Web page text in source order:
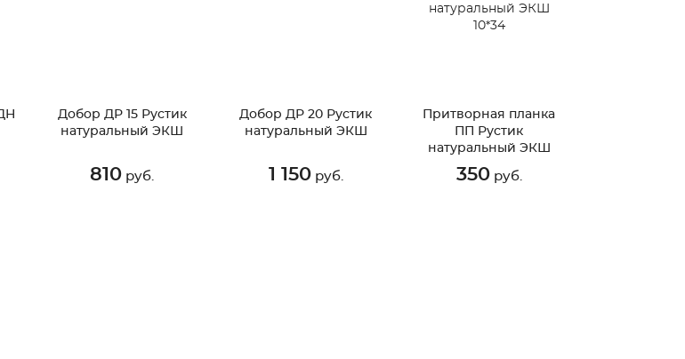
Добор ДР 15 Рустик
натуральный ЭКШ
810 руб.
Добор ДР 20 Рустик
натуральный ЭКШ
1 150руб.
Притворная планка
ПП Рустик
натуральный ЭКШ
10*34
350руб.